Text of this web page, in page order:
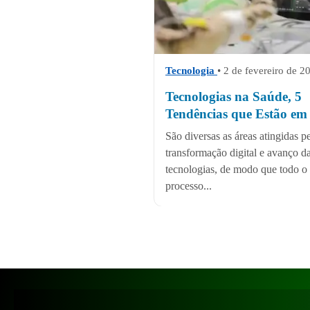
Tecnologia • 2 de fevereiro de
Tecnologias na Saúde, 5
Tendências que Estão
São diversas as áreas atingidas
transformação digital e avanço
tecnologias, de modo que todo o
processo...